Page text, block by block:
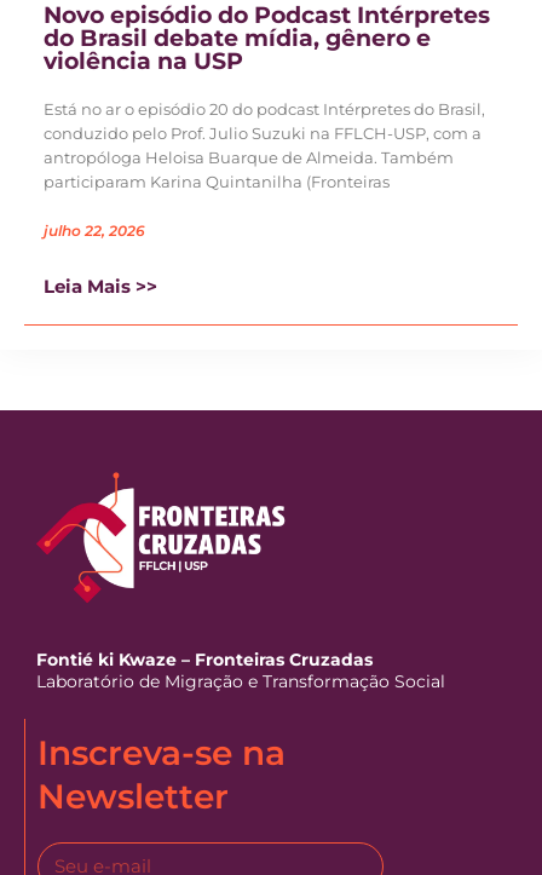
Novo episódio do Podcast Intérpretes
do Brasil debate mídia, gênero e
violência na USP
Está no ar o episódio 20 do podcast Intérpretes do Brasil,
conduzido pelo Prof. Julio Suzuki na FFLCH-USP, com a
antropóloga Heloisa Buarque de Almeida. Também
participaram Karina Quintanilha (Fronteiras
julho 22, 2026
Leia Mais >>
Fontié ki Kwaze – Fronteiras Cruzadas
Laboratório de Migração e Transformação Social
Inscreva-se na
Newsletter